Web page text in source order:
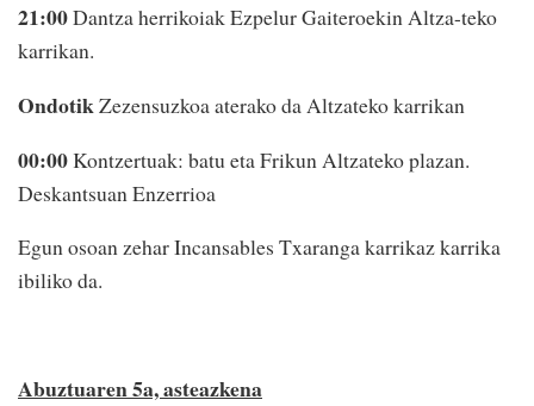
21:00Dantza herrikoiak Ezpelur Gaiteroekin Altza-teko
karrikan.
OndotikZezensuzkoa aterako da Altzateko karrikan
00:00Kontzertuak: batu eta Frikun Altzateko plazan.
Deskantsuan Enzerrioa
Egun osoan zehar Incansables Txaranga karrikaz karrika
ibiliko da.
Abuztuaren 5a, asteazkena